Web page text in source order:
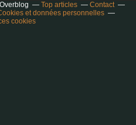
Top articles
Contact
et données personnelles
cookies